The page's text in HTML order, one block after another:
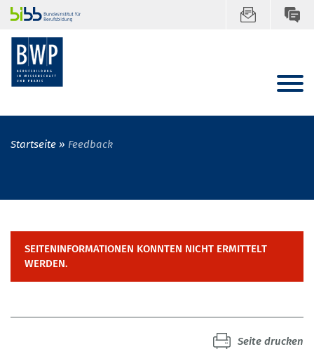
Startseite Feedback
SEITENINFORMATIONEN KONNTEN NICHT ERMITTELT
WERDEN.
Seite drucken